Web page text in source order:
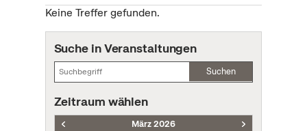
Keine Treffer gefunden.
Suche in Veranstaltungen
Suchen
Zeitraum wählen
März 2026